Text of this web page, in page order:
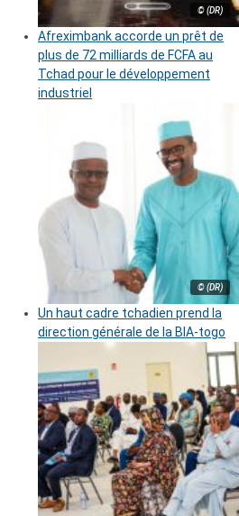
© (DR)
Afreximbank accorde un prêt de
plus de 72 milliards de FCFA au
Tchad pour le développement
industriel
© (DR)
Un haut cadre tchadien prend la
direction générale de la BIA-togo